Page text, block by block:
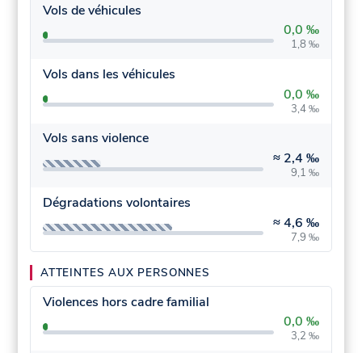
Vols de véhicules
0,0 ‰
1,8 ‰
Vols dans les véhicules
0,0 ‰
3,4 ‰
Vols sans violence
≈ 2,4 ‰
9,1 ‰
Dégradations volontaires
≈4,6 ‰
7,9 ‰
ATTEINTES AUX PERSONNES
Violences hors cadre familial
0,0 ‰
3,2 ‰